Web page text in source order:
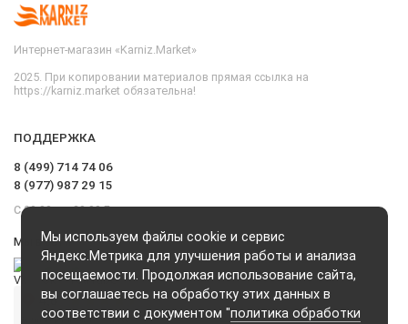
Мы используем файлы cookie и сервис
Яндекс.Метрика для улучшения работы и анализа
посещаемости. Продолжая использование сайта,
вы соглашаетесь на обработку этих данных в
соответствии с документом "политика обработки
Интернет-магазин «Karniz.Market»
2025. При копировании материалов прямая ссылка на
https://karniz.market обязательна!
ПОДДЕРЖКА
8 (499) 714 74 06
8 (977) 987 29 15
С 09.00 до 20.00 Без выходных и перерывов
Мы в сети